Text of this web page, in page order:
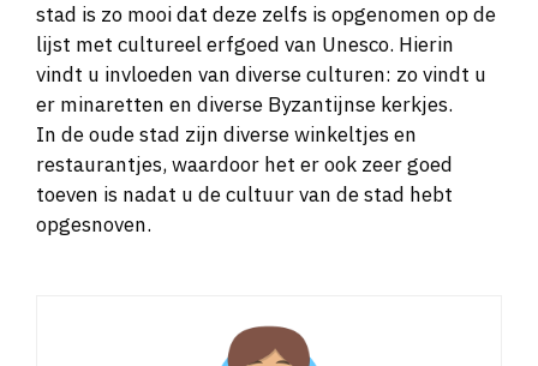
stad is zo mooi dat deze zelfs is opgenomen op de
lijst met cultureel erfgoed van Unesco. Hierin
vindt u invloeden van diverse culturen: zo vindt u
er minaretten en diverse Byzantijnse kerkjes.
In de oude stad zijn diverse winkeltjes en
restaurantjes, waardoor het er ook zeer goed
toeven is nadat u de cultuur van de stad hebt
opgesnoven.